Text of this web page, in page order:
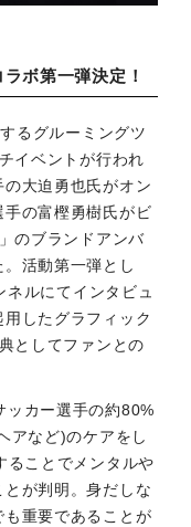
ボ第一弾決定！
るグルーミングツ
イベントが行われ
大迫勇也氏がオン
の富樫勇樹氏がビ
のブランドアンバ
活動第一弾とし
ルにてインタビュ
したグラフィック
としてファンとの
ッカー選手の約80%
アなど)のケアをし
ることでメンタルや
が判明。身だしな
重要であることが